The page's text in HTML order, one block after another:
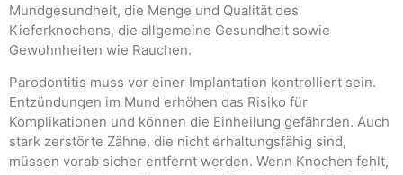
Mundgesundheit, die Menge und Qualität des
Kieferknochens, die allgemeine Gesundheit sowie
Gewohnheiten wie Rauchen.
Parodontitis muss vor einer Implantation kontrolliert sein.
Entzündungen im Mund erhöhen das Risiko für
Komplikationen und können die Einheilung gefährden. Auch
stark zerstörte Zähne, die nicht erhaltungsfähig sind,
müssen vorab sicher entfernt werden. Wenn Knochen fehlt,